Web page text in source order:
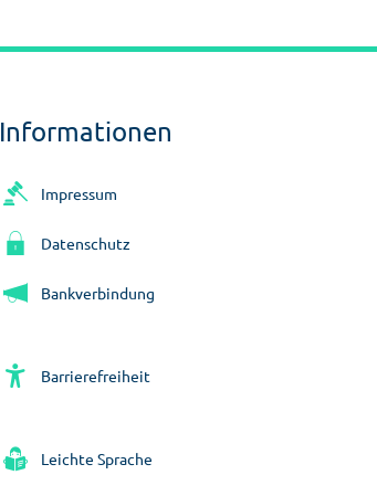
Informationen
Impressum
Datenschutz
Bankverbindung
Barrierefreiheit
Leichte Sprache